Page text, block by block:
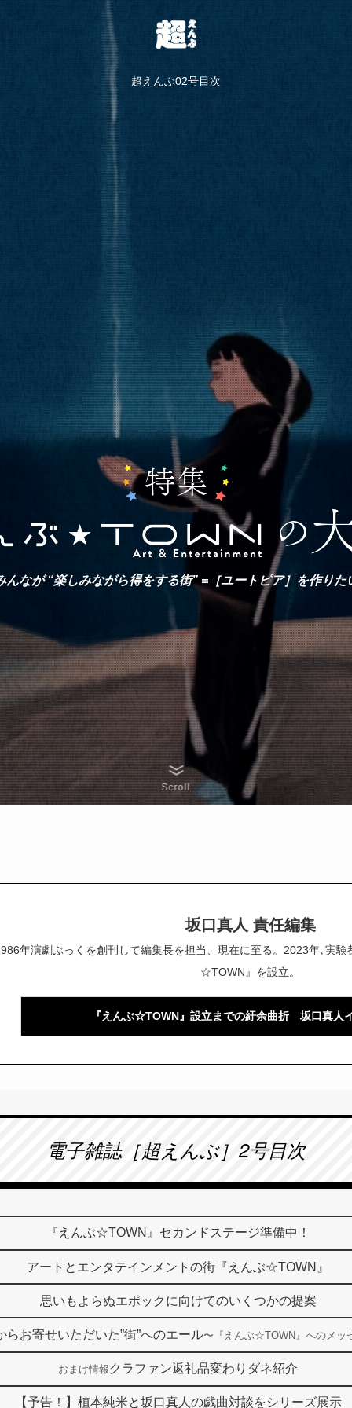
超えんぶ02号目次
んなが “楽しみながら得をする街” =［ユートピア］を作りた
Scroll
坂口真人 責任編集
年演劇ぶっくを創刊して編集長を担当、現在に至る。2023年､実
☆TOWN』を設立。
『えんぶ☆TOWN』設立までの紆余曲折 坂口真人
電子雑誌［超えんぶ］2号目次
『えんぶ☆TOWN』セカンドステージ準備中！
アートとエンタテインメントの街『えんぶ☆TOWN』
思いもよらぬエポックに向けてのいくつかの提案
らお寄せいただいた”街”へのエール〜『えんぶ☆TOWN』へのメッ
おまけ情報 クラファン返礼品変わりダネ紹介
【予告！】植本純米と坂口真人の戯曲対談をシリーズ展示